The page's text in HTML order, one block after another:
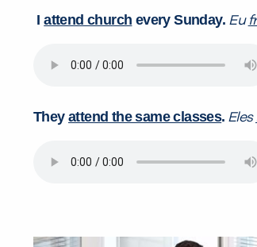
Iattend church every Sunday. Eu
They attend the same classes. Eles